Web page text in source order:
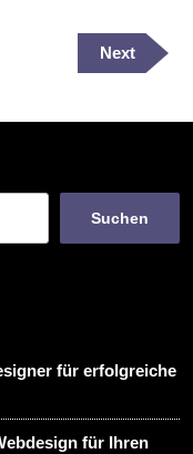
Next
Post
Next
Suchen
für erfolgreiche
für Ihren